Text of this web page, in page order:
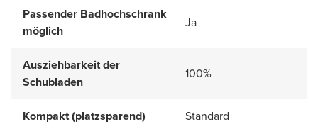
Passender Badhochschrank
möglich
Ja
Ausziehbarkeit der
Schubladen
100%
Kompakt (platzsparend) Standard